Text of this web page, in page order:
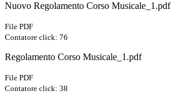
Nuovo Regolamento Corso Musicale_1.pdf
File PDF
Contatore click: 76
Regolamento Corso Musicale_1.pdf
File PDF
Contatore click: 38